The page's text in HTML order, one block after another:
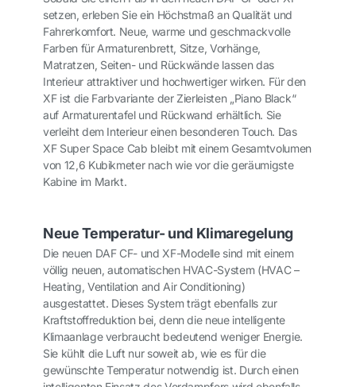
setzen, erleben Sie ein Höchstmaß an Qualität und
Fahrerkomfort. Neue, warme und geschmackvolle
Farben für Armaturenbrett, Sitze, Vorhänge,
Matratzen, Seiten- und Rückwände lassen das
Interieur attraktiver und hochwertiger wirken. Für den
XF ist die Farbvariante der Zierleisten „Piano Black“
auf Armaturentafel und Rückwand erhältlich. Sie
verleiht dem Interieur einen besonderen Touch. Das
XF Super Space Cab bleibt mit einem Gesamtvolumen
von 12,6 Kubikmeter nach wie vor die geräumigste
Kabine im Markt.
Neue Temperatur- und Klimaregelung
Die neuen DAF CF- und XF-Modelle sind mit einem
völlig neuen, automatischen HVAC-System (HVAC –
Heating, Ventilation and Air Conditioning)
ausgestattet. Dieses System trägt ebenfalls zur
Kraftstoffreduktion bei, denn die neue intelligente
Klimaanlage verbraucht bedeutend weniger Energie.
Sie kühlt die Luft nur soweit ab, wie es für die
gewünschte Temperatur notwendig ist. Durch einen